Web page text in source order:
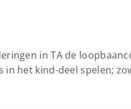
in TA de
het kind-deel spelen;